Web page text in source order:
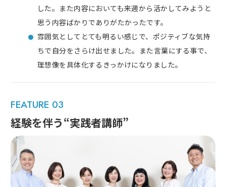
した。また内容においても来週から活かしてみようと
思う内容ばかりでありがたかったです。
雰囲気としてとても明るい感じで、ポジティブな気持
ちで自分をさらけ出せました。また言葉にする事で、
理想像を具体化するきっかけになりました。
FEATURE 03
経験を伴う“実践者講師”